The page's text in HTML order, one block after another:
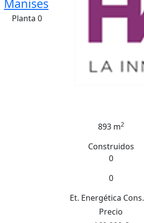
Manises
Planta 0
893 m2
Construidos
0
0
Et. Energética Cons.
Precio